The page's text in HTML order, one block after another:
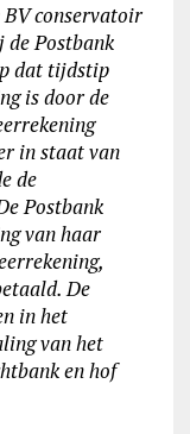
conservatoir
de Postbank
dat tijdstip
is door de
in staat van
de
Postbank
van haar
De
in het
van het
en hof